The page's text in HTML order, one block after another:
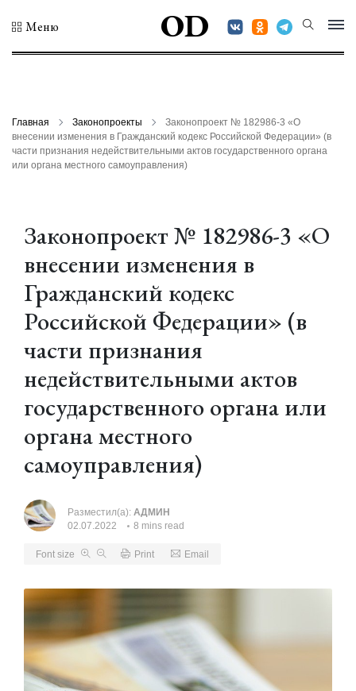
Меню OD
Главная Законопроекты
Законопроект № 182986-3 «О
внесении изменения в Гражданский кодекс Российской Федерации» (в
части признания недействительными актов государственного органа
или органа местного самоуправления)
Законопроект № 182986-3 «О
внесении изменения в
Гражданский кодекс
Российской Федерации» (в
части признания
недействительными актов
государственного органа или
органа местного
самоуправления)
Разместил(а): АДМИН
02.07.2022
8 mins read
Font size Print Email